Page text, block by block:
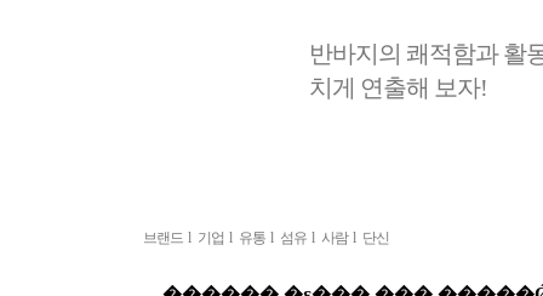
반바지의 쾌적함과 활
치게 연출해 보자!
브랜드 l 기업 l 유통 l 섬유 l 사람l 단신